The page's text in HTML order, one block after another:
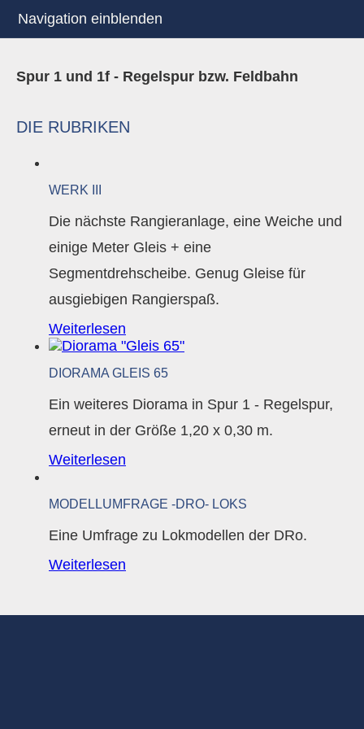
Navigation einblenden
Spur 1 und 1f - Regelspur bzw. Feldbahn
DIE RUBRIKEN
WERK III
Die nächste Rangieranlage, eine Weiche und
einige Meter Gleis + eine
Segmentdrehscheibe. Genug Gleise für
ausgiebigen Rangierspaß.
Weiterlesen
DIORAMA GLEIS 65
Ein weiteres Diorama in Spur 1 - Regelspur,
erneut in der Größe 1,20 x 0,30 m.
Weiterlesen
MODELLUMFRAGE -DRO- LOKS
Eine Umfrage zu Lokmodellen der DRo.
Weiterlesen